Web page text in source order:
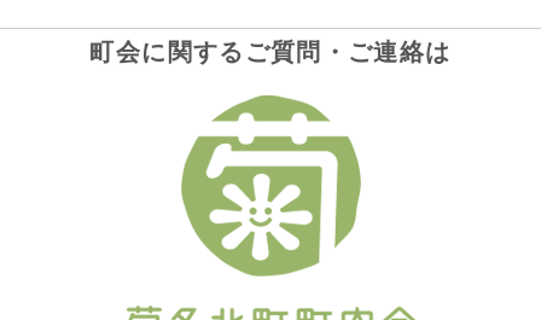
町会に関するご質問・ご連絡は